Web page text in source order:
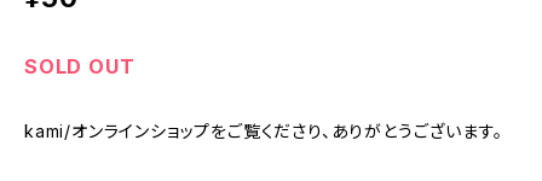
SOLD OUT
kami/オンラインショップをご覧くださり、ありがとうございます。